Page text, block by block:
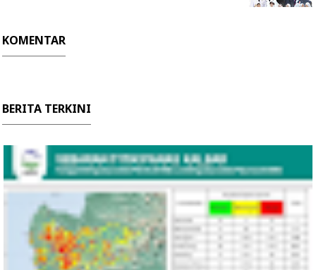
KOMENTAR
BERITA TERKINI